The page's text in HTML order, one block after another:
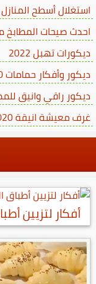
استغلال أسطح
احدث صيحات المطابخ
ديكورات تهبل 2022
ديكور وأفكار حمامات 2020
ديكور راقي وانيق
غرف معيشة انيقة 2020
أفكار لتزيين